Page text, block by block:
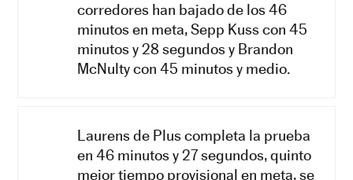
corredores han bajado de los 46
minutos en meta, Sepp Kuss con 45
minutos y 28 segundos y Brandon
McNulty con 45 minutos y medio.
Laurens de Plus completa la prueba
en 46 minutos y 27 segundos, quinto
mejor tiempo provisional en meta, se